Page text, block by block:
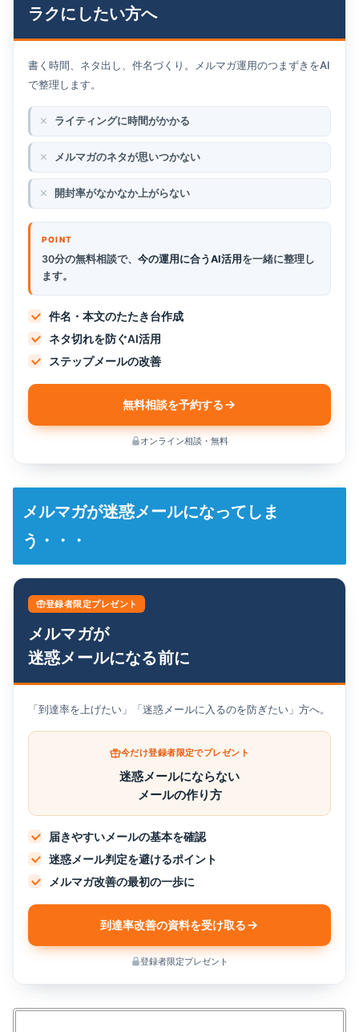
ラクにしたい方へ
書く時間、ネタ出し、件名づくり。メルマガ運用のつまずきをAI
で整理します。
ライティングに時間がかかる
メルマガのネタが思いつかない
開封率がなかなか上がらない
30分の無料相談で、 今の運用に合うAI活用 を一緒に整理し
ます。
件名・本文のたたき台作成
ネタ切れを防ぐAI活用
ステップメールの改善
無料相談を予約する
オンライン相談・無料
メルマガが迷惑メールになってしま
う・・・
登録者限定プレゼント
メルマガが
迷惑メールになる前に
「到達率を上げたい」「迷惑メールに入るのを防ぎたい」方へ。
今だけ登録者限定でプレゼント
迷惑メールにならない
メールの作り方
届きやすいメールの基本を確認
迷惑メール判定を避けるポイント
メルマガ改善の最初の一歩に
到達率改善の資料を受け取る
登録者限定プレゼント